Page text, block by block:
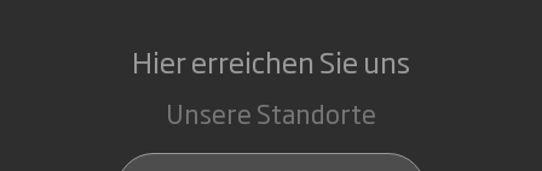
Hier erreichen Sie uns
Unsere Standorte